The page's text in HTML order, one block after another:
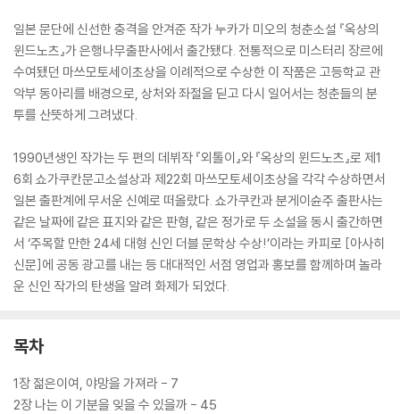
일본 문단에 신선한 충격을 안겨준 작가 누카가 미오의 청춘소설 『옥상의
윈드노츠』가 은행나무출판사에서 출간됐다. 전통적으로 미스터리 장르에
수여됐던 마쓰모토세이초상을 이례적으로 수상한 이 작품은 고등학교 관
악부 동아리를 배경으로, 상처와 좌절을 딛고 다시 일어서는 청춘들의 분
투를 산뜻하게 그려냈다.
1990년생인 작가는 두 편의 데뷔작 『외톨이』와 『옥상의 윈드노츠』로 제1
6회 쇼가쿠칸문고소설상과 제22회 마쓰모토세이초상을 각각 수상하면서
일본 출판계에 무서운 신예로 떠올랐다. 쇼가쿠칸과 분게이슌주 출판사는
같은 날짜에 같은 표지와 같은 판형, 같은 정가로 두 소설을 동시 출간하면
서 ‘주목할 만한 24세 대형 신인 더블 문학상 수상!’이라는 카피로 [아사히
신문]에 공동 광고를 내는 등 대대적인 서점 영업과 홍보를 함께하며 놀라
운 신인 작가의 탄생을 알려 화제가 되었다.
목차
1장 젊은이여, 야망을 가져라 - 7
2장 나는 이 기분을 잊을 수 있을까 - 45